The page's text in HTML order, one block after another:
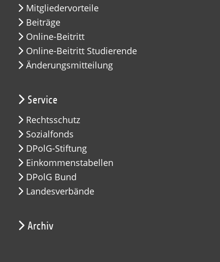
Mitgliedervorteile
Beiträge
Online-Beitritt
Online-Beitritt Studierende
Änderungsmitteilung
Service
Rechtsschutz
Sozialfonds
DPolG-Stiftung
Einkommenstabellen
DPolG Bund
Landesverbände
Archiv